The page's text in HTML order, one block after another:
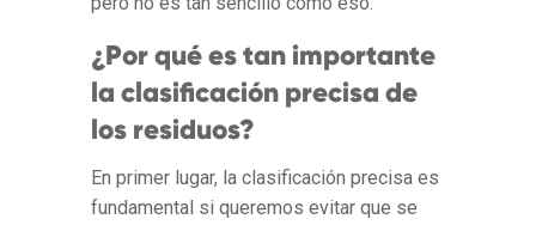
¿Por qué es tan importante
la clasificación precisa de
los residuos?
En primer lugar, la clasificación precisa es
fundamental si queremos evitar que se